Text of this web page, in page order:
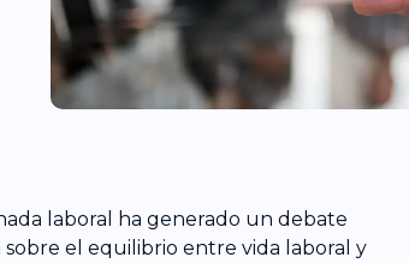
laboral ha generado un debate
el equilibrio entre vida laboral y